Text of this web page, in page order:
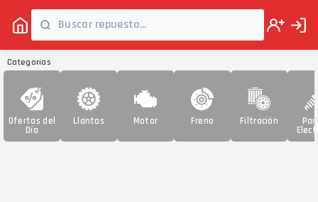
Categorías
Ofertas del
Día
Llantas Motor Freno Filtración